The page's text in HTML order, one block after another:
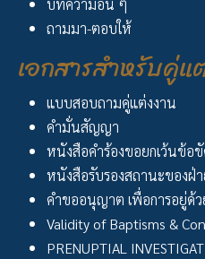
บทความอื่น ๆ
ถามมา-ตอบให้
เอกสารสำหรับคู่แ
แบบสอบถามคู่แต่งงาน
คำมั่นสัญญา
หนังสือคำร้องขอยกเว้นข้อ
หนังสือรับรองสถานะของฝ่
คำขออนุญาต เพื่อการอยู่ด้
Validity of Baptisms &
PRENUPTIAL